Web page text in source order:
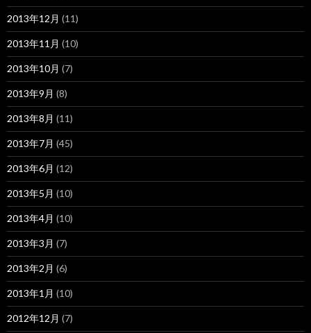
2013年12月 (11)
2013年11月 (10)
2013年10月 (7)
2013年9月 (8)
2013年8月 (11)
2013年7月 (45)
2013年6月 (12)
2013年5月 (10)
2013年4月 (10)
2013年3月 (7)
2013年2月 (6)
2013年1月 (10)
2012年12月 (7)